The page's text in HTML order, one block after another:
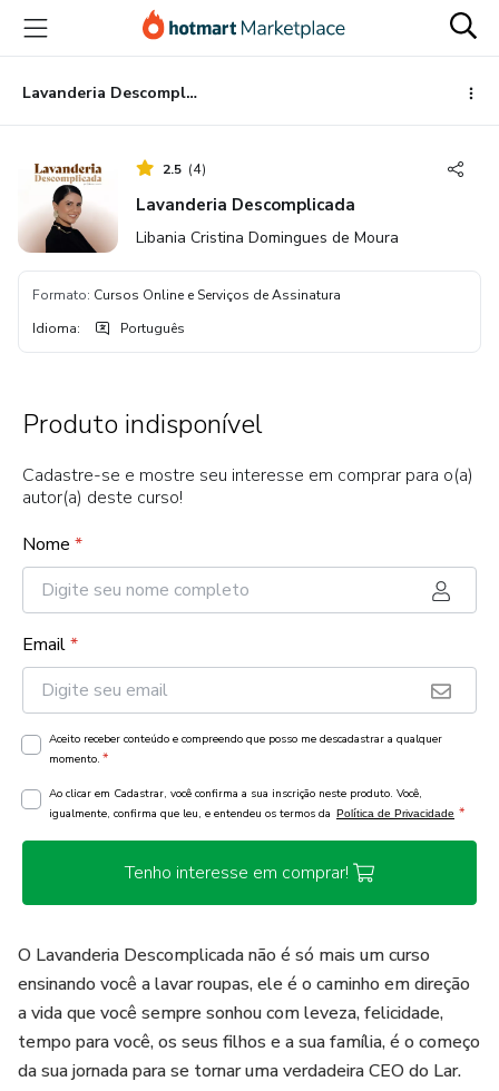
para
conteúdo
principal
para
pagamento
para
rodapé
Lavanderia Descomplicada
2.5 (4)
Lavanderia Descomplicada
Libania Cristina Domingues de Moura
Formato: Cursos Online e Serviços de Assinatura
Idioma: Português
Produto indisponível
Cadastre-se e mostre seu interesse em comprar para o(a)
autor(a) deste curso!
Nome *
Email*
Aceito receber conteúdo e compreendo que posso me descadastrar a qualquer
momento. *
Ao clicar em Cadastrar, você confirma a sua inscrição neste produto. Você,
igualmente, confirma que leu, e entendeu os termos da Política de Privacidade *
Tenho interesse em comprar!
O Lavanderia Descomplicada não é só mais um curso
ensinando você a lavar roupas, ele é o caminho em direção
a vida que você sempre sonhou com leveza, felicidade,
tempo para você, os seus filhos e a sua família, é o começo
da sua jornada para se tornar uma verdadeira CEO do Lar.